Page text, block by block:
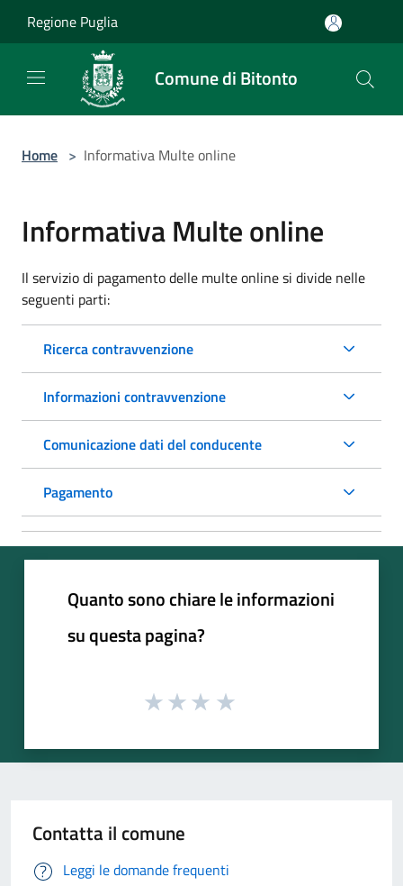
Regione Puglia
Comune di Bitonto
Home > Informativa Multe online
Informativa Multe online
Il servizio di pagamento delle multe online si divide nelle
seguenti parti:
Ricerca contravvenzione
Informazioni contravvenzione
Comunicazione dati del conducente
Pagamento
Quanto sono chiare le informazioni
su questa pagina?
Contatta il comune
Leggi le domande frequenti